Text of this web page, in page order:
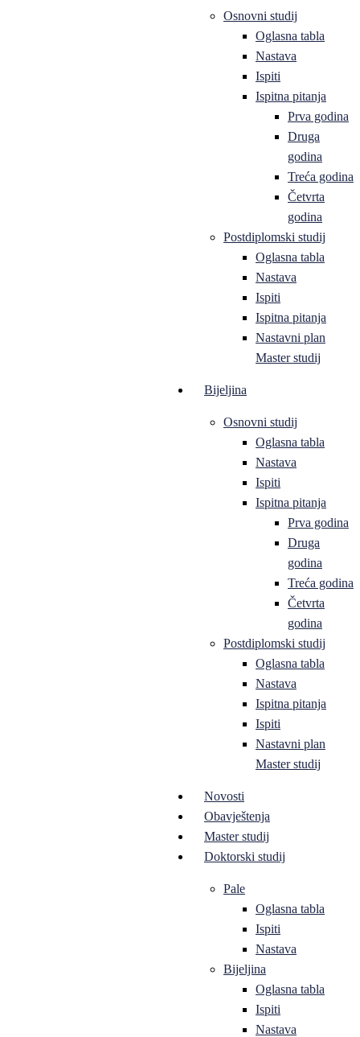
Osnovni studij
Oglasna tabla
Nastava
Ispiti
Ispitna pitanja
Prva godina
Druga
godina
Treća godina
Četvrta
godina
Postdiplomski studij
Oglasna tabla
Nastava
Ispiti
Ispitna pitanja
Nastavni plan
Master studij
Bijeljina
Osnovni studij
Oglasna tabla
Nastava
Ispiti
Ispitna pitanja
Prva godina
Druga
godina
Treća godina
Četvrta
godina
Postdiplomski studij
Oglasna tabla
Nastava
Ispitna pitanja
Ispiti
Nastavni plan
Master studij
Novosti
Obavještenja
Master studij
Doktorski studij
Pale
Oglasna tabla
Ispiti
Nastava
Bijeljina
Oglasna tabla
Ispiti
Nastava